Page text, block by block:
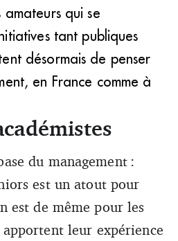
qui se
tant publiques
désormais de penser
en France comme à
du management :
est un atout pour
est de même pour les
apportent leur expérience